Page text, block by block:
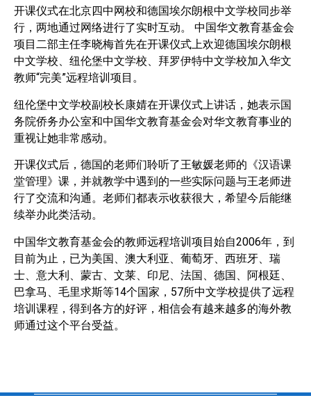
开课仪式在北京四中网校和德国埃尔朗根中文学校同步举
行，两地通过网络进行了实时互动。
中国华文教育基金会
项目二部主任李晓梅首先在开课仪式上欢迎德国埃尔朗根
中文学校、纽伦堡中文学校、拜罗伊特中文学校加入华文
教师“完美”远程培训项目。
纽伦堡中文学校副校长康婧在开课仪式上讲话，她表示国
务院侨务办公室和中国华文教育基金会对华文教育事业的
重视让她非常感动。
开课仪式后，德国的老师们聆听了王敏媛老师的《汉语课
堂管理》课，并就教学中遇到的一些实际问题与王老师进
行了交流和沟通。老师们都表示收获很大，希望今后能继
续举办此类活动。
中国华文教育基金会的教师远程培训项目始自2006年，到
目前为止，已为美国、澳大利亚、葡萄牙、西班牙、瑞
士、意大利、蒙古、文莱、印尼、法国、德国、阿根廷、
巴拿马、毛里求斯等14个国家，57所中文学校提供了远程
培训课程，得到各方的好评，相信会有越来越多的海外教
师通过这个平台受益。